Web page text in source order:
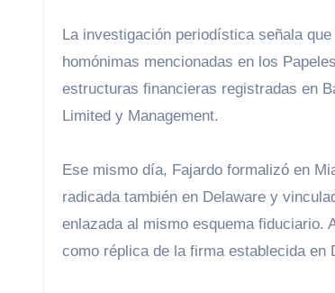
La investigación periodística señala
homónimas mencionadas en los
estructuras financieras registradas en
Limited y Management.
Ese mismo día, Fajardo formalizó en
radicada también en Delaware y
enlazada al mismo esquema fiduciario.
como réplica de la firma establecida en